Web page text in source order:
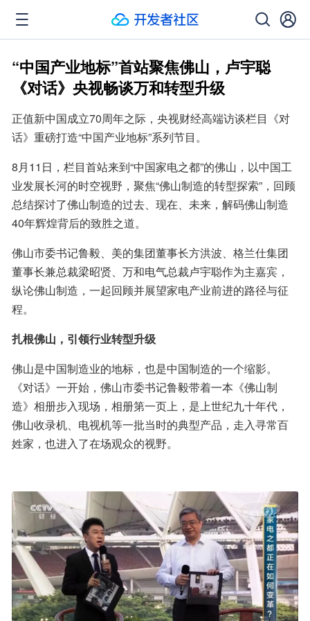
“中国产业地标”首站聚焦佛山，卢宇聪
《对话》央视畅谈万和转型升级
正值新中国成立70周年之际，央视财经高端访谈栏目《对
话》重磅打造“中国产业地标”系列节目。
8月11日，栏目首站来到“中国家电之都”的佛山，以中国工
业发展长河的时空视野，聚焦“佛山制造的转型探索”，回顾
总结探讨了佛山制造的过去、现在、未来，解码佛山制造
40年辉煌背后的致胜之道。
佛山市委书记鲁毅、美的集团董事长方洪波、格兰仕集团
董事长兼总裁梁昭贤、万和电气总裁卢宇聪作为主嘉宾，
纵论佛山制造，一起回顾并展望家电产业前进的路径与征
程。
扎根佛山，引领行业转型升级
佛山是中国制造业的地标，也是中国制造的一个缩影。
《对话》一开始，佛山市委书记鲁毅带着一本《佛山制
造》相册步入现场，相册第一页上，是上世纪九十年代，
佛山收录机、电视机等一批当时的典型产品，走入寻常百
姓家，也进入了在场观众的视野。